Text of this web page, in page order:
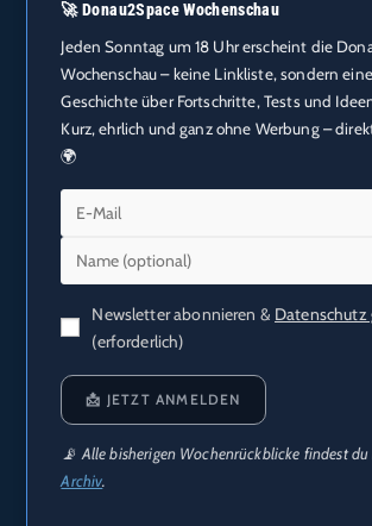
🚀 Donau2Space Wochenschau
Jeden Sonntag um 18 Uhr erscheint die
Wochenschau – keine Linkliste, sondern
Geschichte über Fortschritte, Tests und
Kurz, ehrlich und ganz ohne Werbung –
🌍
Newsletter abonnieren & Datenschutz
(erforderlich)
📩 JETZT ANMELDEN
📡 Alle bisherigen Wochenrückblicke findest du
Archiv.